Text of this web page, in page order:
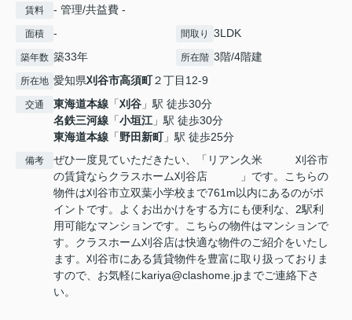
賃料 - 管理/共益費 -
面積 - 間取り 3LDK
築年数 築33年 所在階 3階/4階建
所在地 愛知県刈谷市高須町２丁目12-9
交通 東海道本線 「刈谷 」駅 徒歩30分
名鉄三河線 「小垣江」駅 徒歩30分
東海道本線 「野田新町」駅 徒歩25分
備考
ぜひ一度見ていただきたい、「リアン久米 刈谷市
の賃貸ならクラスホーム刈谷店 」です。こちらの
物件は刈谷市立双葉小学校まで761m以内にあるのがポ
イントです。よくお出かけをする方にも便利な、2駅利
用可能なマンションです。こちらの物件はマンションで
す。クラスホーム刈谷店は快適な物件のご紹介をいたし
ます。刈谷市にある賃貸物件を豊富に取り扱っておりま
すので、お気軽にkariya@clashome.jpまでご連絡下さ
い。